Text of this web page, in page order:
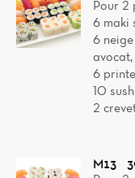
Pour 2
6 maki
6
avocat,
6
10
2
M13